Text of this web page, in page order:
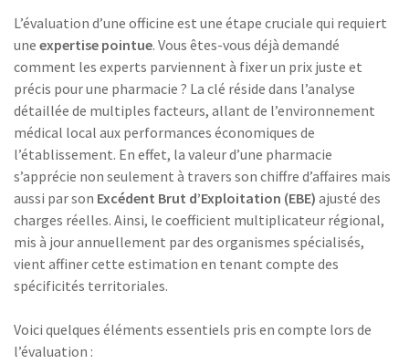
L’évaluation d’une officine est une étape cruciale qui requiert
une expertise pointue. Vous êtes-vous déjà demandé
comment les experts parviennent à fixer un prix juste et
précis pour une pharmacie ? La clé réside dans l’analyse
détaillée de multiples facteurs, allant de l’environnement
médical local aux performances économiques de
l’établissement. En effet, la valeur d’une pharmacie
s’apprécie non seulement à travers son chiffre d’affaires mais
aussi par son Excédent Brut d’Exploitation (EBE) ajusté des
charges réelles. Ainsi, le coefficient multiplicateur régional,
mis à jour annuellement par des organismes spécialisés,
vient affiner cette estimation en tenant compte des
spécificités territoriales.
Voici quelques éléments essentiels pris en compte lors de
l’évaluation :